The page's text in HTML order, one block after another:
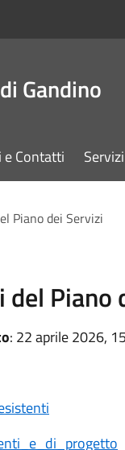
Gandino
e Contatti
Piano dei Servizi
Piano
: 22 aprile 2026,